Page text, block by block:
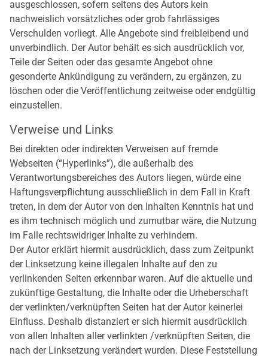
ausgeschlossen, sofern seitens des Autors kein
nachweislich vorsätzliches oder grob fahrlässiges
Verschulden vorliegt. Alle Angebote sind freibleibend und
unverbindlich. Der Autor behält es sich ausdrücklich vor,
Teile der Seiten oder das gesamte Angebot ohne
gesonderte Ankündigung zu verändern, zu ergänzen, zu
löschen oder die Veröffentlichung zeitweise oder endgültig
einzustellen.
Verweise und Links
Bei direkten oder indirekten Verweisen auf fremde
Webseiten (“Hyperlinks”), die außerhalb des
Verantwortungsbereiches des Autors liegen, würde eine
Haftungsverpflichtung ausschließlich in dem Fall in Kraft
treten, in dem der Autor von den Inhalten Kenntnis hat und
es ihm technisch möglich und zumutbar wäre, die Nutzung
im Falle rechtswidriger Inhalte zu verhindern.
Der Autor erklärt hiermit ausdrücklich, dass zum Zeitpunkt
der Linksetzung keine illegalen Inhalte auf den zu
verlinkenden Seiten erkennbar waren. Auf die aktuelle und
zukünftige Gestaltung, die Inhalte oder die Urheberschaft
der verlinkten/verknüpften Seiten hat der Autor keinerlei
Einfluss. Deshalb distanziert er sich hiermit ausdrücklich
von allen Inhalten aller verlinkten /verknüpften Seiten, die
nach der Linksetzung verändert wurden. Diese Feststellung